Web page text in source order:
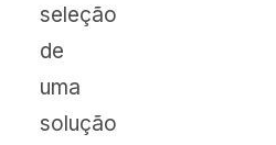
seleção
de
uma
solução